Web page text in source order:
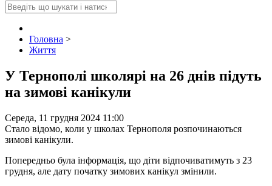
Головна >
Життя
У Тернополі школярі на 26 днів підуть
на зимові канікули
Середа, 11 грудня 2024 11:00
Стало відомо, коли у школах Тернополя розпочинаються
зимові канікули.
Попередньо була інформація, що діти відпочиватимуть з 23
грудня, але дату початку зимових канікул змінили.